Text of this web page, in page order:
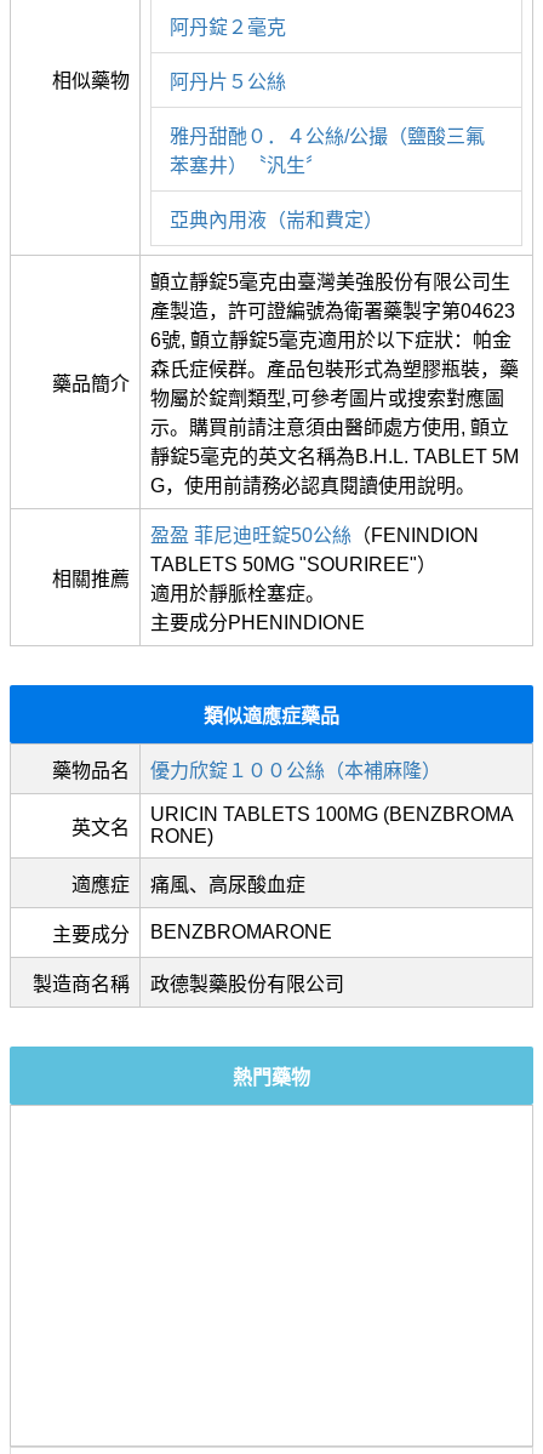
相似藥物
阿丹錠２毫克
阿丹片５公絲
雅丹甜酏０．４公絲/公撮（鹽酸三氟
苯塞井）〝汎生〞
亞典內用液（耑和費定）
藥品簡介
顫立靜錠5毫克由臺灣美強股份有限公司生
產製造，許可證編號為衛署藥製字第04623
6號, 顫立靜錠5毫克適用於以下症狀：帕金
森氏症候群。產品包裝形式為塑膠瓶裝，藥
物屬於錠劑類型,可參考圖片或搜索對應圖
示。購買前請注意須由醫師處方使用, 顫立
靜錠5毫克的英文名稱為B.H.L. TABLET 5M
G，使用前請務必認真閱讀使用說明。
相關推薦
盈盈 菲尼迪旺錠50公絲 （FENINDION
TABLETS 50MG "SOURIREE"）
適用於靜脈栓塞症。
主要成分PHENINDIONE
類似適應症藥品
藥物品名 優力欣錠１００公絲（本補麻隆）
英文名
URICIN TABLETS 100MG (BENZBROMA
RONE)
適應症 痛風、高尿酸血症
主要成分 BENZBROMARONE
製造商名稱 政德製藥股份有限公司
熱門藥物